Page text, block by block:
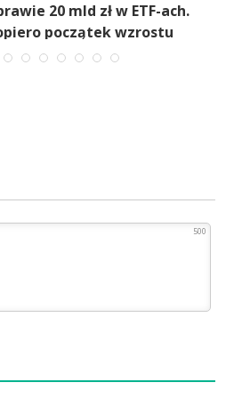
20 mld zł w ETF-ach.
początek wzrostu
500